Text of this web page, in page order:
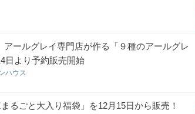
アールグレイ専門店が作る「９種のアールグレ
日より予約販売開始
ハウス
るごと大入り福袋」を12月15日から販売！